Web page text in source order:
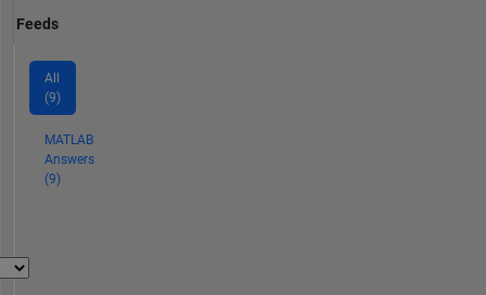
Feeds
All
(9)
MATLAB
Answers
(9)